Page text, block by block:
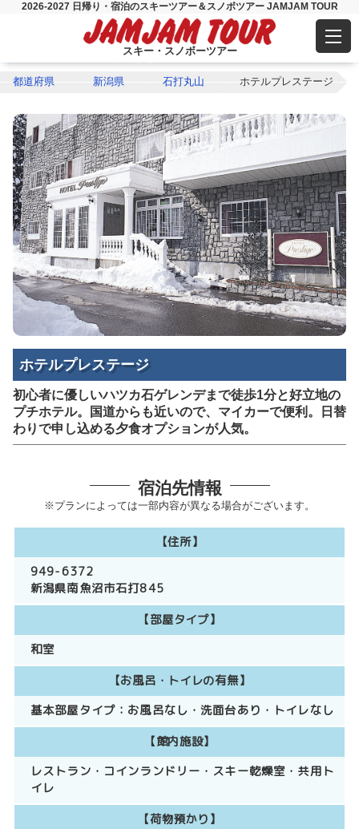
2026-2027 日帰り・宿泊のスキーツアー＆スノボツアー JAMJAM TOUR
スキー・スノボーツアー
都道府県 新潟県 石打丸山 ホテルプレステージ
ホテルプレステージ
初心者に優しいハツカ石ゲレンデまで徒歩1分と好立地の
プチホテル。国道からも近いので、マイカーで便利。日替
わりで申し込める夕食オプションが人気。
宿泊先情報
※プランによっては一部内容が異なる場合がございます。
【住所】
949-6372
新潟県南魚沼市石打845
【部屋タイプ】
和室
【お風呂・トイレの有無】
基本部屋タイプ： お風呂なし 洗面台あり
トイレなし
【館内施設】
レストラン
コインランドリー スキー乾燥室
共用ト
イレ
【荷物預かり】